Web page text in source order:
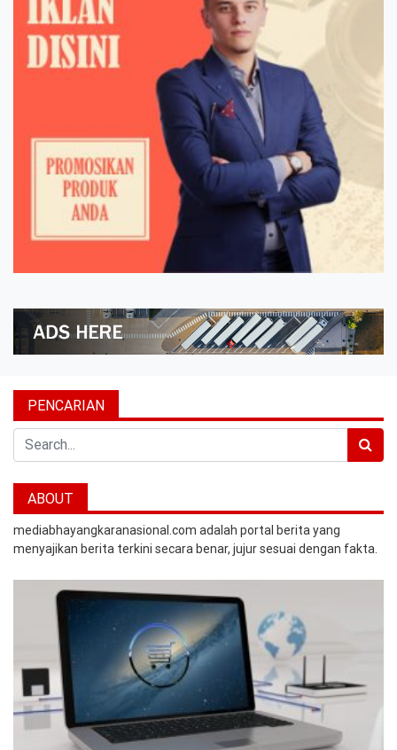
PENCARIAN
Search
ABOUT
mediabhayangkaranasional.com adalah portal berita yang
menyajikan berita terkini secara benar, jujur sesuai dengan fakta.